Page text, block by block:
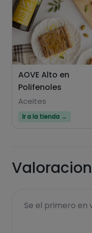
AOVE Alto en
Polifenoles
Aceites
Ir a la tienda →
Se el primero en